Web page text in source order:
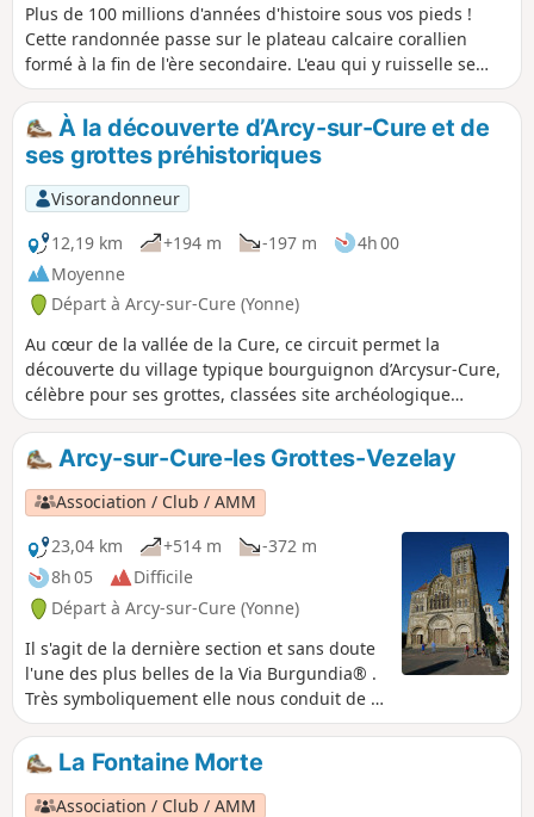
Plus de 100 millions d'années d'histoire sous vos pieds !
Cette randonnée passe sur le plateau calcaire corallien
formé à la fin de l'ère secondaire. L'eau qui y ruisselle se
trouve à l'origine des ornements de nombreuses grottes
situées sous vos pieds. Ce parcours domine les vallées et
permet de découvrir le patrimoine bâti ou naturel de ce
massif.
À la découverte d’Arcy-sur-Cure et de
ses grottes préhistoriques
Visorandonneur
12,19 km
+194 m -197 m
4h 00
Moyenne
Départ à Arcy-sur-Cure (Yonne)
Au cœur de la vallée de la Cure, ce circuit permet la
découverte du village typique bourguignon d’Arcysur-Cure,
célèbre pour ses grottes, classées site archéologique
d’intérêt national. Leur visite est possible au détour de la
balade. Le parcours offre de belles vues sur les méandres
de la Cure. Randonnée proposée par la commune d'Arcy-
sur-Cure et Yonne Tourisme et labellisée par le comité
départemental FFRP de l'Yonne.
Arcy-sur-Cure-les Grottes-Vezelay
Association / Club / AMM
23,04 km
+514 m
-372 m
8h 05
Difficile
Départ à Arcy-sur-Cure (Yonne)
Il s'agit de la dernière section et sans doute
l'une des plus belles de la Via Burgundia® .
Très symboliquement elle nous conduit de la
préhistoire des Grottes d'Arcy à la Colline
Éternelle de Vézelay à travers des paysages
pleins de charme. Pour l'essentiel le
parcours suit le GR® 13 et le GR® 654 qui
La Fontaine Morte
Association / Club / AMM